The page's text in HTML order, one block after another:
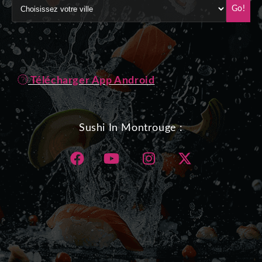
Go!
Télécharger App Android
Sushi In Montrouge :